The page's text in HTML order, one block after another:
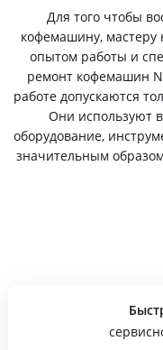
Для того чтобы
кофемашину, мастеру
опытом работы и
ремонт кофемашин
работе допускаются
Они используют
оборудование,
значительным